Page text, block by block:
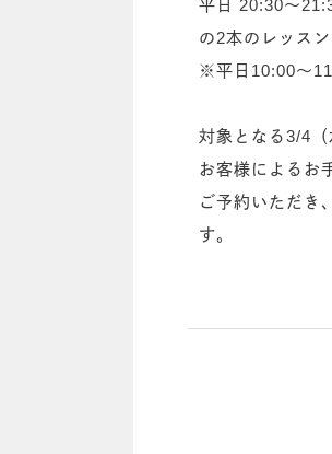
平日 20:30～
の2本のレッス
※平日10:00～
対象となる3/4
お客様によるお
ご予約いただき
す。